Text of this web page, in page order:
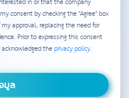
in or that the company
consent by checking the "Agree" box
approval, replacing the need for
Prior to expressing this consent
theprivacy policy.